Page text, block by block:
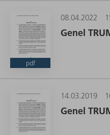
pdf
08.04.2022
Genel
14.03.2019
Genel